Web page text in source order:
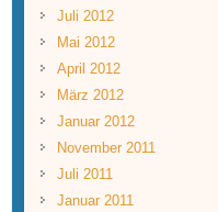
Juli 2012
Mai 2012
April 2012
März 2012
Januar 2012
November 2011
Juli 2011
Januar 2011